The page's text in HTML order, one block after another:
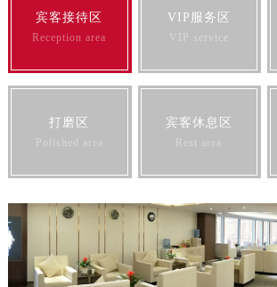
宾客接待区
Reception area
VIP服务区
VIP service
打磨区
Polished area
宾客休息区
Rest area